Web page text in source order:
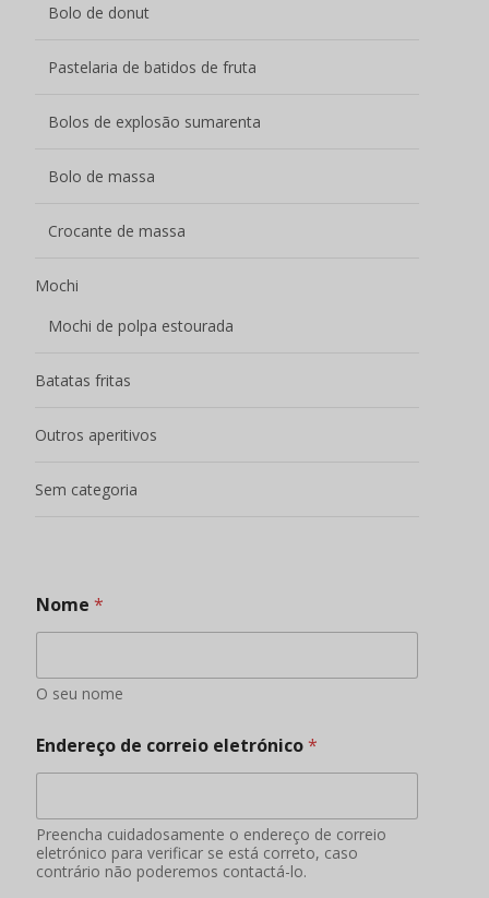
Bolo de donut
Pastelaria de batidos de fruta
Bolos de explosão sumarenta
Bolo de massa
Crocante de massa
Mochi
Mochi de polpa estourada
Batatas fritas
Outros aperitivos
Sem categoria
Nome *
O seu nome
Endereço de correio eletrónico*
Preencha cuidadosamente o endereço de correio
eletrónico para verificar se está correto, caso
contrário não poderemos contactá-lo.